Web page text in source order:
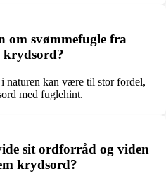
om svømmefugle fra
krydsord?
naturen kan være til stor fordel,
med fuglehint.
sit ordforråd og viden
krydsord?